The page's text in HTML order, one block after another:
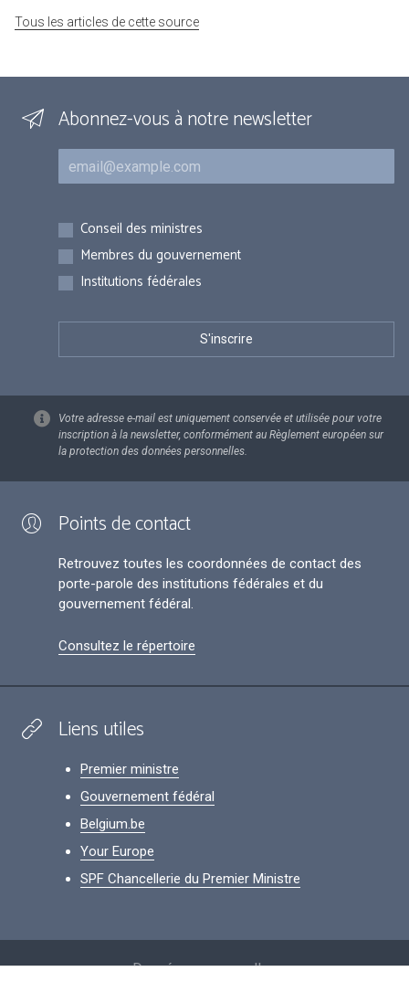
Tous les articles de cette source
Abonnez-vous à notre newsletter
Courriel
Inscriptions
Conseil des ministres
Membres du gouvernement
Institutions fédérales
Votre adresse e-mail est uniquement conservée et utilisée pour votre
inscription à la newsletter, conformément au Règlement européen sur
la protection des données personnelles.
Points de contact
Retrouvez toutes les coordonnées de contact des
porte-parole des institutions fédérales et du
gouvernement fédéral.
Consultez le répertoire
Liens utiles
Premier ministre
Gouvernement fédéral
Belgium.be
Your Europe
SPF Chancellerie du Premier Ministre
Données personnelles